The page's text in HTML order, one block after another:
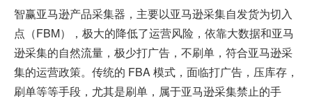
智赢亚马逊产品采集器，主要以亚马逊采集自发货为切入
点（FBM），极大的降低了运营风险，依靠大数据和亚马
逊采集的自然流量，极少打广告，不刷单，符合亚马逊采
集的运营政策。传统的 FBA 模式，面临打广告，压库存，
刷单等等手段，尤其是刷单，属于亚马逊采集禁止的手